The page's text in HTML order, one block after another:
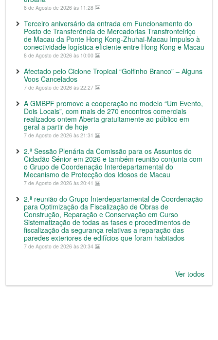
8 de Agosto de 2026 às 11:28
Terceiro aniversário da entrada em Funcionamento do
Posto de Transferência de Mercadorias Transfronteiriço
de Macau da Ponte Hong Kong-Zhuhai-Macau Impulso à
conectividade logística eficiente entre Hong Kong e Macau
8 de Agosto de 2026 às 10:00
Afectado pelo Ciclone Tropical “Golfinho Branco” – Alguns
Voos Cancelados
7 de Agosto de 2026 às 22:27
A GMBPF promove a cooperação no modelo “Um Evento,
Dois Locais”, com mais de 270 encontros comerciais
realizados ontem Aberta gratuitamente ao público em
geral a partir de hoje
7 de Agosto de 2026 às 21:31
2.ª Sessão Plenária da Comissão para os Assuntos do
Cidadão Sénior em 2026 e também reunião conjunta com
o Grupo de Coordenação Interdepartamental do
Mecanismo de Protecção dos Idosos de Macau
7 de Agosto de 2026 às 20:41
2.ª reunião do Grupo Interdepartamental de Coordenação
para Optimização da Fiscalização de Obras de
Construção, Reparação e Conservação em Curso
Sistematização de todas as fases e procedimentos de
fiscalização da segurança relativas a reparação das
paredes exteriores de edifícios que foram habitados
7 de Agosto de 2026 às 20:34
Ver todos